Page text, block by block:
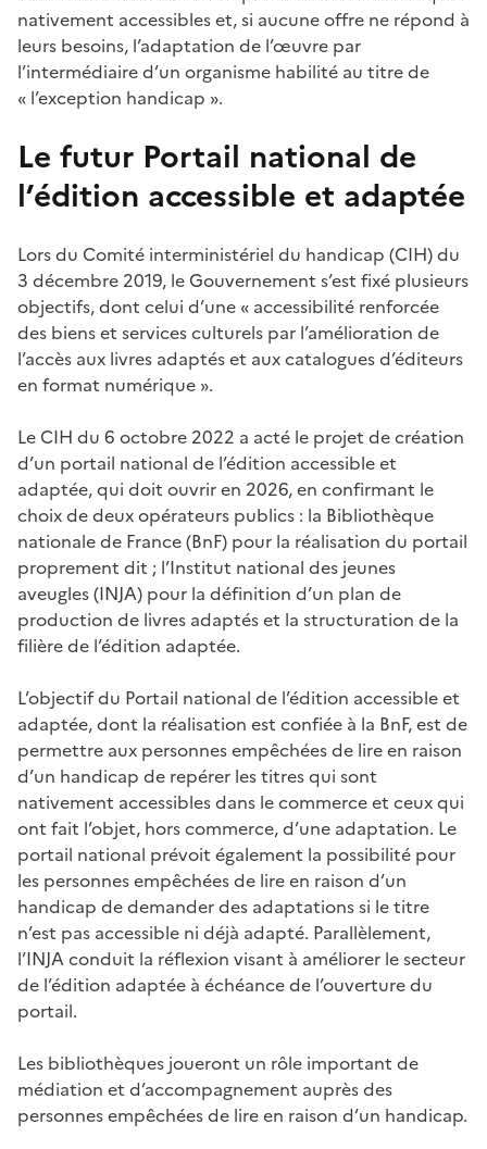
nativement accessibles et, si aucune offre ne répond à
leurs besoins, l’adaptation de l’œuvre par
l’intermédiaire d’un organisme habilité au titre de
« l’exception handicap ».
Le futur Portail national de
l’édition accessible et adaptée
Lors du Comité interministériel du handicap (CIH) du
3 décembre 2019, le Gouvernement s’est fixé plusieurs
objectifs, dont celui d’une « accessibilité renforcée
des biens et services culturels par l’amélioration de
l’accès aux livres adaptés et aux catalogues d’éditeurs
en format numérique ».
Le CIH du 6 octobre 2022 a acté le projet de création
d’un portail national de l’édition accessible et
adaptée, qui doit ouvrir en 2026, en confirmant le
choix de deux opérateurs publics : la Bibliothèque
nationale de France (BnF) pour la réalisation du portail
proprement dit ; l’Institut national des jeunes
aveugles (INJA) pour la définition d’un plan de
production de livres adaptés et la structuration de la
filière de l’édition adaptée.
L’objectif du Portail national de l’édition accessible et
adaptée, dont la réalisation est confiée à la BnF, est de
permettre aux personnes empêchées de lire en raison
d’un handicap de repérer les titres qui sont
nativement accessibles dans le commerce et ceux qui
ont fait l’objet, hors commerce, d’une adaptation. Le
portail national prévoit également la possibilité pour
les personnes empêchées de lire en raison d’un
handicap de demander des adaptations si le titre
n’est pas accessible ni déjà adapté. Parallèlement,
l’INJA conduit la réflexion visant à améliorer le secteur
de l’édition adaptée à échéance de l’ouverture du
portail.
Les bibliothèques joueront un rôle important de
médiation et d’accompagnement auprès des
personnes empêchées de lire en raison d’un handicap.